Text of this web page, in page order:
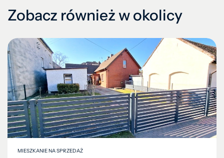
Zobacz również w okolicy
MIESZKANIE NA SPRZEDAŻ